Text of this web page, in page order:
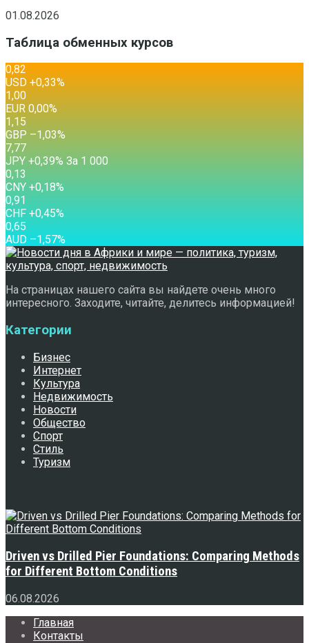
01.08.2026
Таблица обменных курсов
0,82
USD +0,33%
1,00
EUR 0,00%
1,15
GBP –1,03%
7,77
JPY +0,39% За 1 000
0,13
CNY +0,18%
0,91
CHF +0,45%
0,65
AUD –1,57%
На страницах нашего сайта вы найдете очень много
интересного. Заходите, читайте, делитесь информацией!
Категории
Бизнес
Интернет
Культура
Недвижимость
Новости
Общество
Спорт
Стиль
Туризм
Driven vs Drilled Pier Foundations: Comparing Methods
for Different Bottom Conditions
06.08.2026
Главная
Контакты